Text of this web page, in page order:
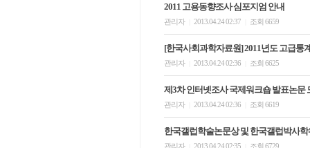
2011 고용동향조사 심포지엄 안내
관리자 2013.04.24 02:37 조회 6659
[한국사회과학자료원] 2011년도 고급통
관리자 2013.04.24 02:36 조회 6625
제3차 인터넷조사 국제워크숍 발표논문
관리자 2013.04.24 02:36 조회 6619
한국갤럽학술논문상 및 한국갤럽박사
관리자 2013.04.24 02:35 조회 6729